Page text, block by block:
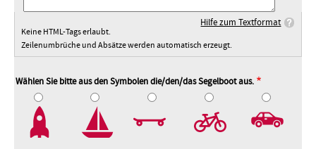
Hilfe zum Textformat
Keine HTML-Tags erlaubt.
Zeilenumbrüche und Absätze werden automatisch erzeugt.
Wählen Sie bitte aus den Symbolen die/den/das Segelboot aus.